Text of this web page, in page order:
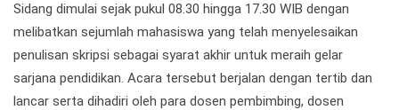
Sidang dimulai sejak pukul 08.30 hingga 17.30 WIB dengan
melibatkan sejumlah mahasiswa yang telah menyelesaikan
penulisan skripsi sebagai syarat akhir untuk meraih gelar
sarjana pendidikan. Acara tersebut berjalan dengan tertib dan
lancar serta dihadiri oleh para dosen pembimbing, dosen